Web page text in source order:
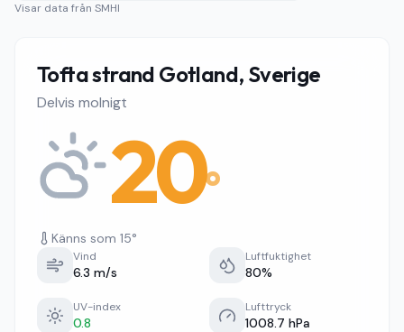
Visar data från SMHI
Tofta strand Gotland, Sverige
Delvis molnigt
20°
Känns som 15°
Vind
6.3 m/s
Luftfuktighet
80%
UV-index
0.8
Lufttryck
1008.7 hPa